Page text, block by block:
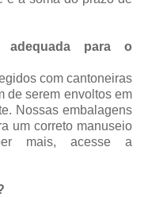
para o
com cantoneiras
de serem envoltos em
Nossas embalagens
um correto manuseio
mais, acesse a